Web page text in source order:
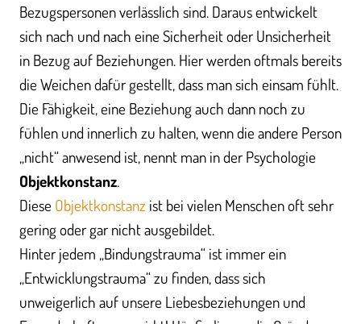
Bezugspersonen verlässlich sind. Daraus entwickelt
sich nach und nach eine Sicherheit oder Unsicherheit
in Bezug auf Beziehungen. Hier werden oftmals bereits
die Weichen dafür gestellt, dass man sich einsam fühlt.
Die Fähigkeit, eine Beziehung auch dann noch zu
fühlen und innerlich zu halten, wenn die andere Person
„nicht“ anwesend ist, nennt man in der Psychologie
Objektkonstanz.
Diese Objektkonstanz ist bei vielen Menschen oft sehr
gering oder gar nicht ausgebildet.
Hinter jedem „Bindungstrauma“ ist immer ein
„Entwicklungstrauma“ zu finden, dass sich
unweigerlich auf unsere Liebesbeziehungen und